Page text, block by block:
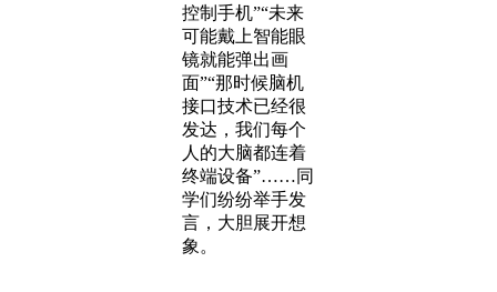
控制手机”“未来
可能戴上智能眼
镜就能弹出画
面”“那时候脑机
接口技术已经很
发达，我们每个
人的大脑都连着
终端设备”……同
学们纷纷举手发
言，大胆展开想
象。